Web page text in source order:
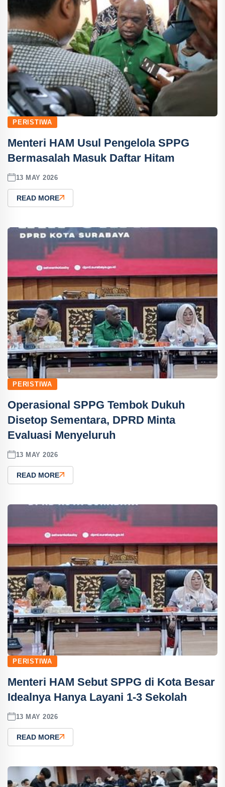
PERISTIWA
Menteri HAM Usul Pengelola SPPG
Bermasalah Masuk Daftar Hitam
13 MAY 2026
READ MORE
PERISTIWA
Operasional SPPG Tembok Dukuh
Disetop Sementara, DPRD Minta
Evaluasi Menyeluruh
13 MAY 2026
READ MORE
PERISTIWA
Menteri HAM Sebut SPPG di Kota Besar
Idealnya Hanya Layani 1-3 Sekolah
13 MAY 2026
READ MORE